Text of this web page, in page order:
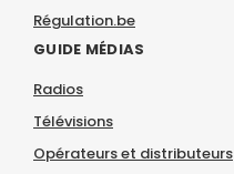
Régulation.be
GUIDE MÉDIAS
Radios
Télévisions
Opérateurs et distributeurs